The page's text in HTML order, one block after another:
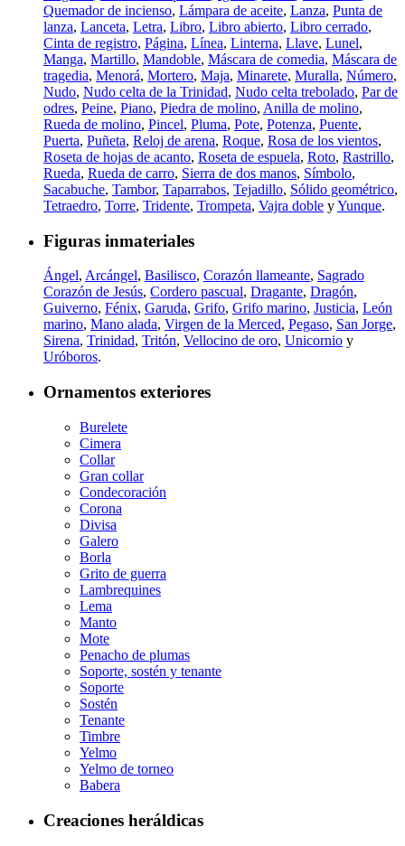
Quemador de incienso, Lámpara de aceite, Lanza, Punta de
lanza, Lanceta, Letra, Libro, Libro abierto, Libro cerrado,
Cinta de registro, Página, Línea, Linterna, Llave, Lunel,
Manga, Martillo, Mandoble, Máscara de comedia, Máscara de
tragedia, Menorá, Mortero, Maja, Minarete, Muralla, Número,
Nudo, Nudo celta de la Trinidad, Nudo celta trebolado, Par de
odres, Peine, Piano, Piedra de molino, Anilla de molino,
Rueda de molino, Pincel, Pluma, Pote, Potenza, Puente,
Puerta, Puñeta, Reloj de arena, Roque, Rosa de los vientos,
Roseta de hojas de acanto, Roseta de espuela, Roto, Rastrillo,
Rueda, Rueda de carro, Sierra de dos manos, Símbolo,
Sacabuche, Tambor, Taparrabos, Tejadillo, Sólido geométrico,
Tetraedro, Torre, Tridente, Trompeta, Vajra doble yYunque.
Figuras inmateriales
Ángel, Arcángel, Basilisco, Corazón llameante, Sagrado
Corazón de Jesús, Cordero pascual, Dragante, Dragón,
Guiverno, Fénix, Garuda, Grifo, Grifo marino, Justicia, León
marino, Mano alada, Virgen de la Merced, Pegaso, San Jorge,
Sirena, Trinidad, Tritón, Vellocino de oro, Unicornio y
Uróboros.
Ornamentos exteriores
Burelete
Cimera
Collar
Gran collar
Condecoración
Corona
Divisa
Galero
Borla
Grito de guerra
Lambrequines
Lema
Manto
Mote
Penacho de plumas
Soporte, sostén y tenante
Soporte
Sostén
Tenante
Timbre
Yelmo
Yelmo de torneo
Babera
Creaciones heráldicas